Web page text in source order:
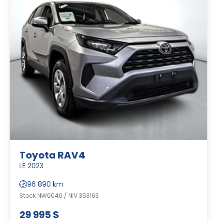
Toyota RAV4
LE 2023
96 890 km
Stock NW0040 / NIV 353163
29 995 $